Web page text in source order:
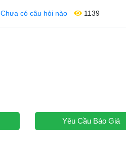
Chưa có câu hỏi nào 1139
Yêu Cầu Báo Giá